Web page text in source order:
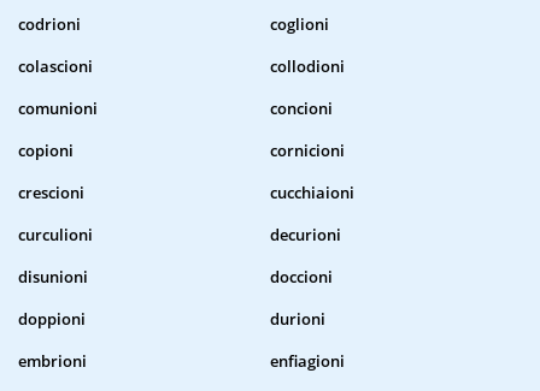
codrioni
coglioni
colascioni
collodioni
comunioni
concioni
copioni
cornicioni
crescioni
cucchiaioni
curculioni
decurioni
disunioni
doccioni
doppioni
durioni
embrioni
enfiagioni